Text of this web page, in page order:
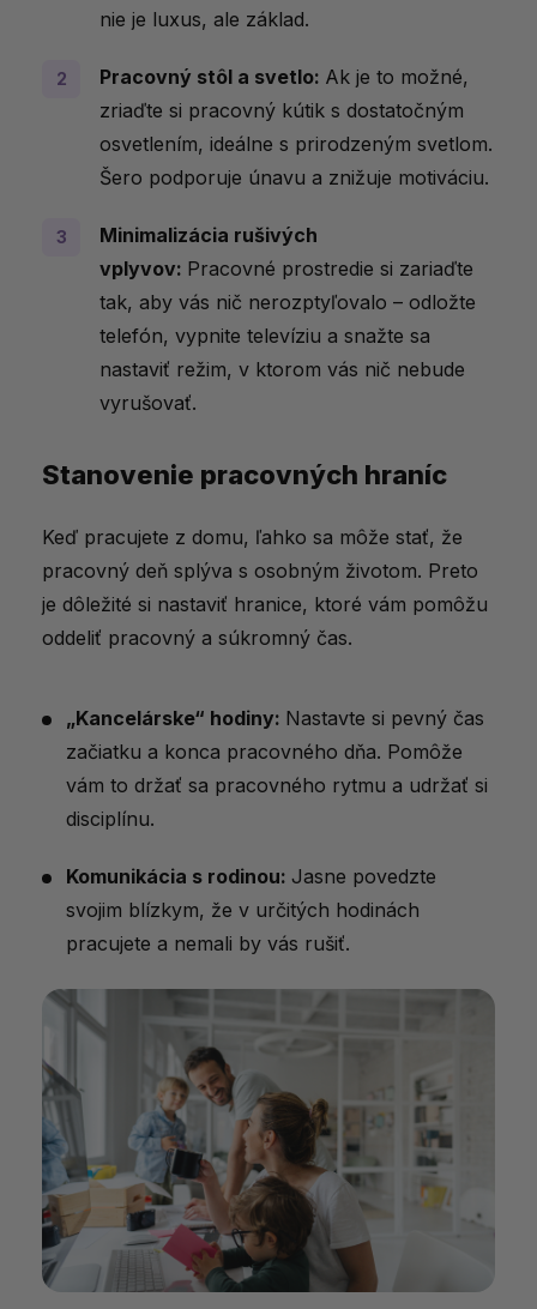
nie je luxus, ale základ.
Pracovný stôl a svetlo: Ak je to možné,
zriaďte si pracovný kútik s dostatočným
osvetlením, ideálne s prirodzeným svetlom.
Šero podporuje únavu a znižuje motiváciu.
Minimalizácia rušivých
vplyvov: Pracovné prostredie si zariaďte
tak, aby vás nič nerozptyľovalo – odložte
telefón, vypnite televíziu a snažte sa
nastaviť režim, v ktorom vás nič nebude
vyrušovať.
Stanovenie pracovných hraníc
Keď pracujete z domu, ľahko sa môže stať, že
pracovný deň splýva s osobným životom. Preto
je dôležité si nastaviť hranice, ktoré vám pomôžu
oddeliť pracovný a súkromný čas.
„Kancelárske“ hodiny: Nastavte si pevný čas
začiatku a konca pracovného dňa. Pomôže
vám to držať sa pracovného rytmu a udržať si
disciplínu.
Komunikácia s rodinou: Jasne povedzte
svojim blízkym, že v určitých hodinách
pracujete a nemali by vás rušiť.